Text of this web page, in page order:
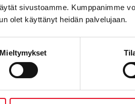
sivustoamme. Kumppanimme
olet käyttänyt heidän palvelujaan.
Mieltymykset